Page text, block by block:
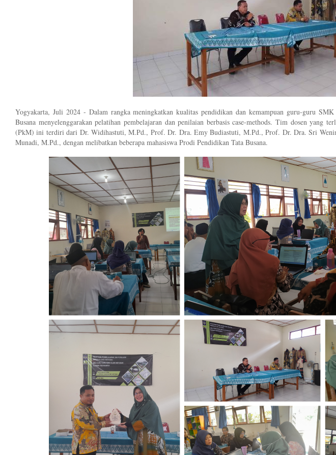
Yogyakarta, Juli 2024 - Dalam rangka meningkatkan kualitas pendidikan dan kemampuan guru-guru
Busana menyelenggarakan pelatihan pembelajaran dan penilaian berbasis case-methods. Tim dosen yang
(PkM) ini terdiri dari Dr. Widihastuti, M.Pd., Prof. Dr. Dra. Emy Budiastuti, M.Pd., Prof. Dr. Dra. Sri
Munadi, M.Pd., dengan melibatkan beberapa mahasiswa Prodi Pendidikan Tata Busana.